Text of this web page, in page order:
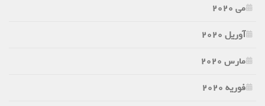
می 2020
آوریل 2020
مارس 2020
فوریه 2020